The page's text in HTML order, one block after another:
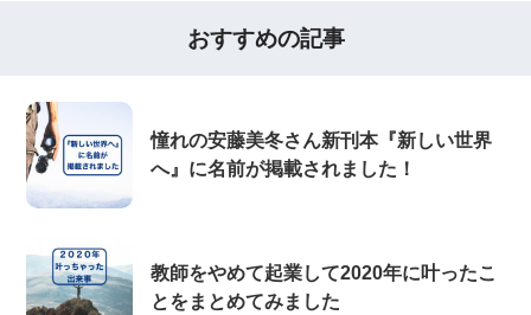
おすすめの記事
憧れの安藤美冬さん新刊本『新しい世界
へ』に名前が掲載されました！
教師をやめて起業して2020年に叶ったこ
とをまとめてみました